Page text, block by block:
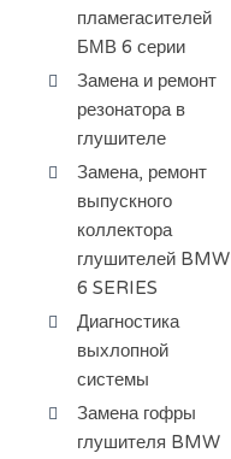
пламегасителей
БМВ 6 серии
Замена и ремонт
резонатора в
глушителе
Замена, ремонт
выпускного
коллектора
глушителей BMW
6 SERIES
Диагностика
выхлопной
системы
Замена гофры
глушителя BMW